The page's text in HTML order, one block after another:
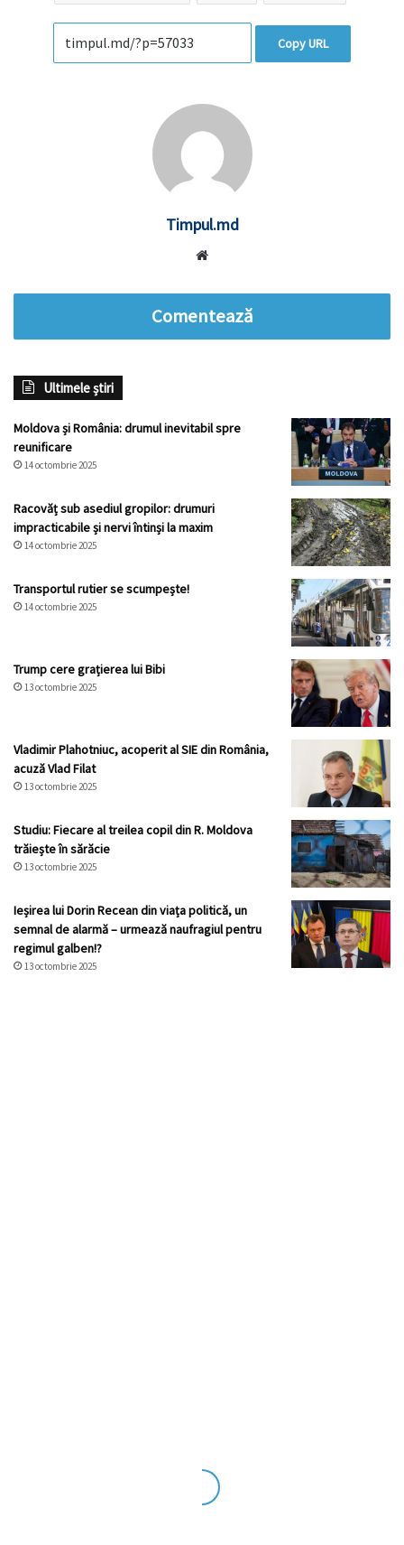
Copy URL
Timpul.md
Comentează
Ultimele știri
Moldova și România: drumul inevitabil spre
reunificare
14 octombrie 2025
Racovăț sub asediul gropilor: drumuri
impracticabile și nervi întinși la maxim
14 octombrie 2025
Transportul rutier se scumpește!
14 octombrie 2025
Trump cere grațierea lui Bibi
13 octombrie 2025
Vladimir Plahotniuc, acoperit al SIE din România,
acuză Vlad Filat
13 octombrie 2025
Studiu: Fiecare al treilea copil din R. Moldova
trăiește în sărăcie
13 octombrie 2025
Ieșirea lui Dorin Recean din viața politică, un
semnal de alarmă – urmează naufragiul pentru
regimul galben!?
13 octombrie 2025